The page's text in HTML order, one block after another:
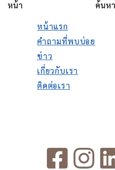
หน้า
หน้าแรก
คำถามที่พบบ่อย
ข่าว
เกี่ยวกับเรา
ติดต่อเรา
ค้นหา